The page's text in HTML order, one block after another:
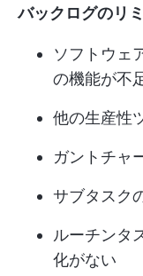
バックログのリ
ソフトウェ
の機能が不
他の生産性
ガントチャ
サブタスク
ルーチンタ
化がない